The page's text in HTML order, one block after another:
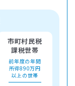
市町村民税
課税世帯
前年度の年間
所得890万円
以上の世帯